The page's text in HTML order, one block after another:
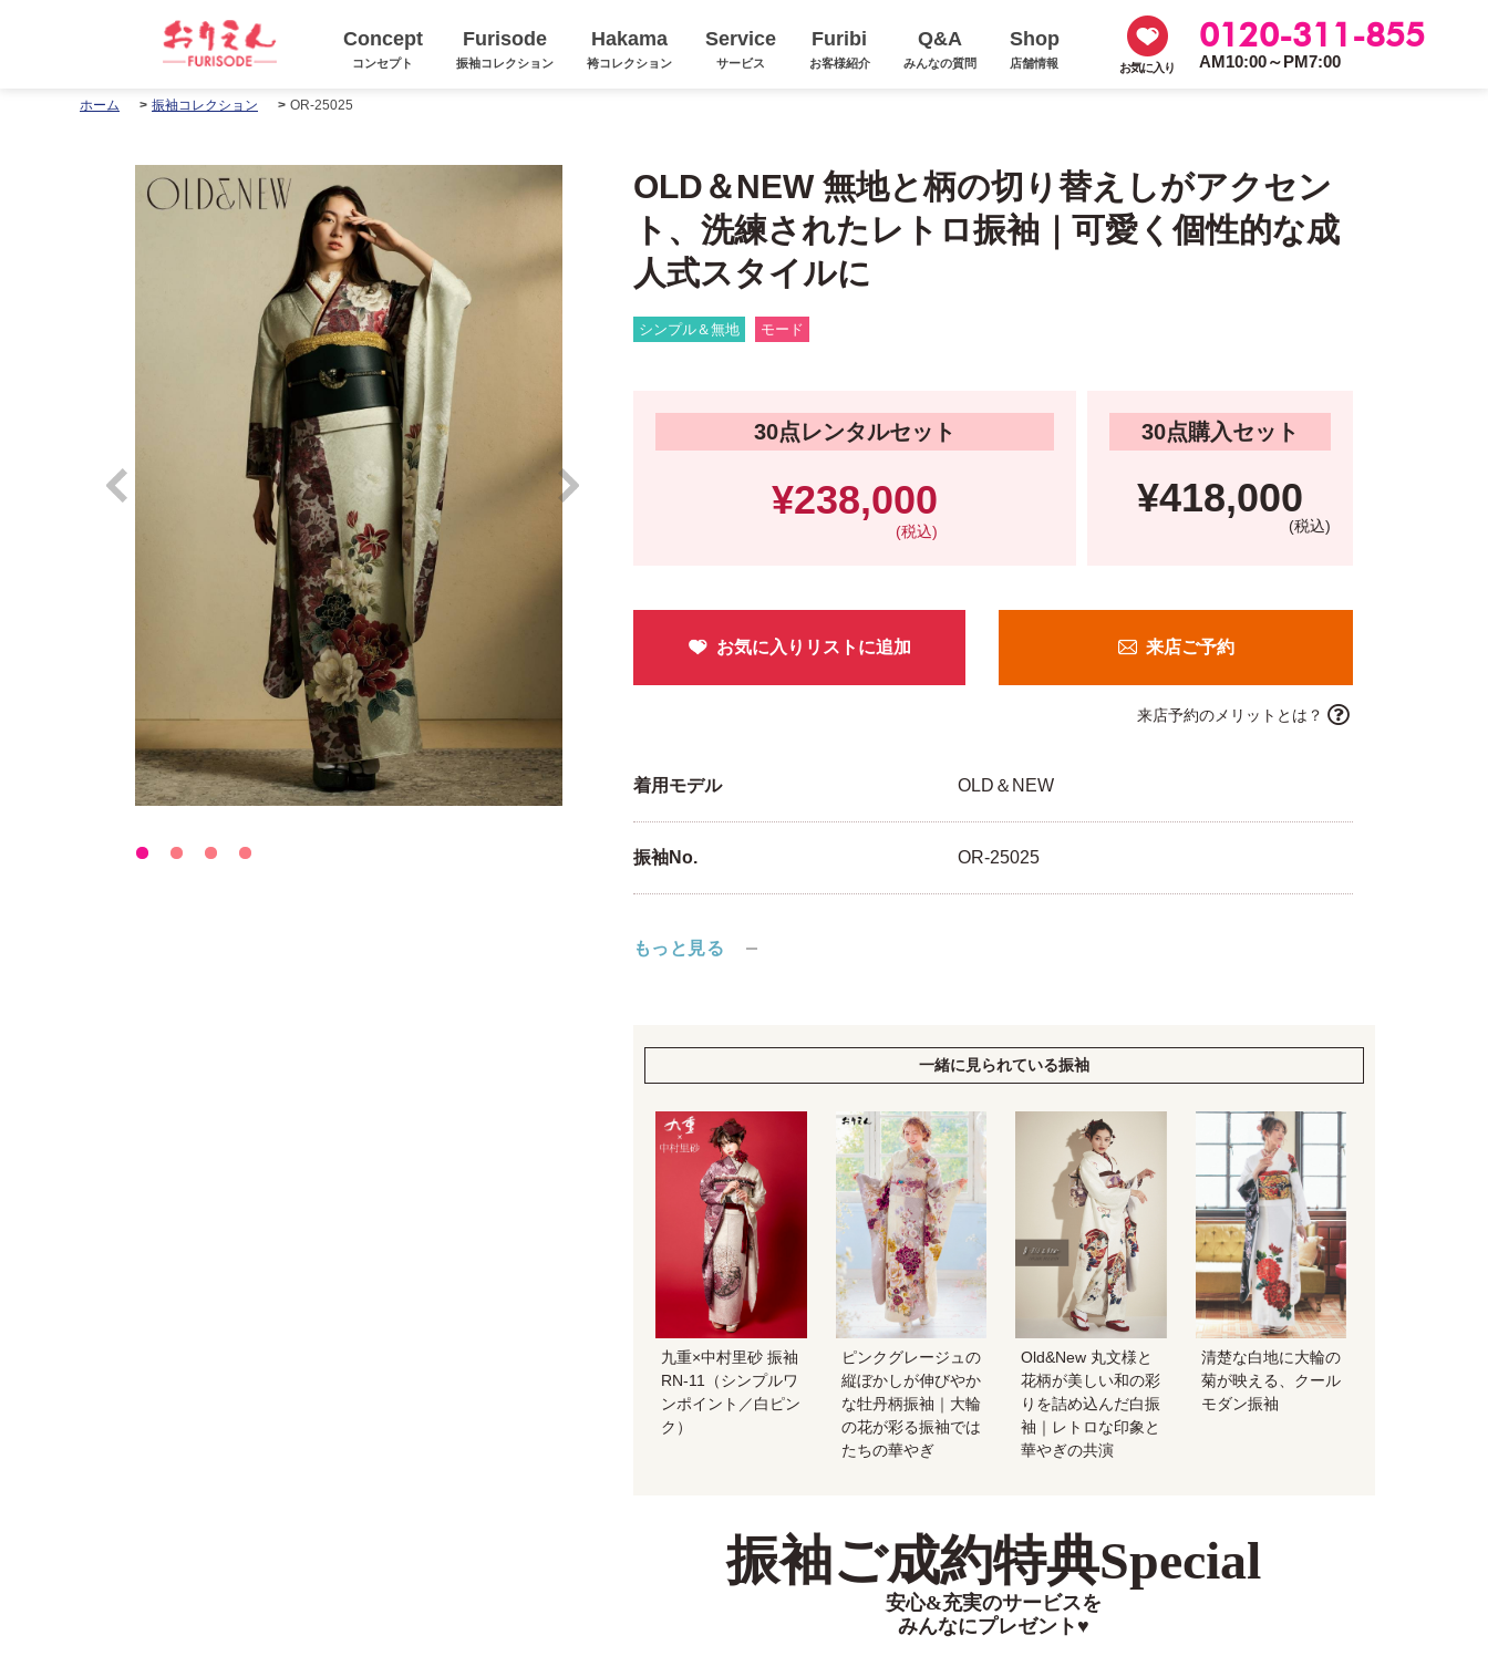
Concept
コンセプト
Furisode
振袖コレクション
Hakama
袴コレクション
Service
サービス
Furibi
お客様紹介
Q&A
みんなの質問
Shop
店舗情報 お気に入り
0120-311-855
AM10:00～PM7:00
ホーム 振袖コレクション OR-25025
OLD＆NEW 無地と柄の切り替えしがアクセン
ト、洗練されたレトロ振袖｜可愛く個性的な成
人式スタイルに
シンプル＆無地 モード
30点レンタルセット
¥238,000
(税込)
30点購入セット
¥418,000
(税込)
来店ご予約
来店予約のメリットとは？
着用モデル OLD＆NEW
振袖No. OR-25025
もっと見る
一緒に見られている振袖
九重×中村里砂 振袖
RN-11（シンプルワ
ンポイント／白ピン
ク）
ピンクグレージュの
縦ぼかしが伸びやか
な牡丹柄振袖｜大輪
の花が彩る振袖では
たちの華やぎ
Old&New 丸文様と
花柄が美しい和の彩
りを詰め込んだ白振
袖｜レトロな印象と
華やぎの共演
清楚な白地に大輪の
菊が映える、クール
モダン振袖
振袖ご成約特典Special
安心&充実のサービスを
みんなにプレゼント♥